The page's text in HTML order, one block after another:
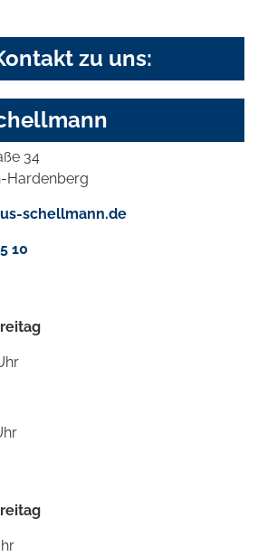
zu uns:
34
Hardenberg
schellmann.de
10